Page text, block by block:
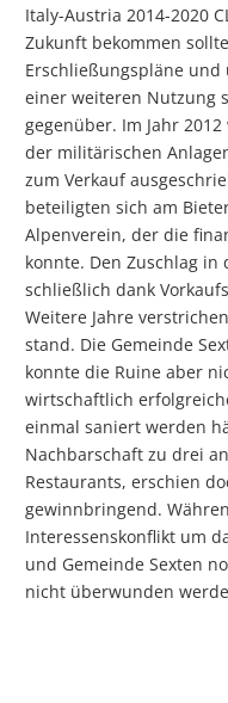
Italy-Austria 2014-2020
Zukunft bekommen
Erschließungspläne
einer weiteren Nutzung
gegenüber. Im Jahr
der militärischen
zum Verkauf
beteiligten sich am
Alpenverein, der die
konnte. Den Zuschlag in
schließlich dank
Weitere Jahre
stand. Die Gemeinde
konnte die Ruine aber
wirtschaftlich
einmal saniert werden
Nachbarschaft zu drei
Restaurants, erschien
gewinnbringend.
Interessenskonflikt um
und Gemeinde Sexten
nicht überwunden